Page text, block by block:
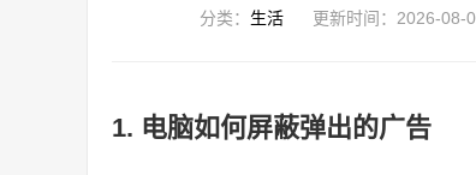
分类： 生活 更新时间： 2026-08-
1. 电脑如何屏蔽弹出的广告